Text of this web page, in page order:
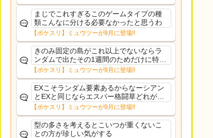
まじでこれすぎるこのゲームタイプの種
類こんなに分ける必要なかったと思うわ
【ポケスリ】ミュウツーが9月に登場!!
きのみ固定の島がこれ以上でないならラ
ンダムで出たその1週間のためだけに特定
のタイプにリソース割くのなんだかむな
しい気がするわ出番がないってわけじゃ
ないから無駄ではないんだけど
【ポケスリ】ミュウツーが9月に登場!!
EXこそランダム要素あるからなーシアン
とEXと同じならエスパー格闘草どれが事
前に来るか分からんから、積む必要があ
るミュウツーは使いにくくね？って思っ
た
【ポケスリ】ミュウツーが9月に登場!!
型の多さを考えるとこいつが重くないこ
との方が珍しい気がする